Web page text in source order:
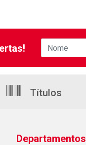
Títulos
Departamentos